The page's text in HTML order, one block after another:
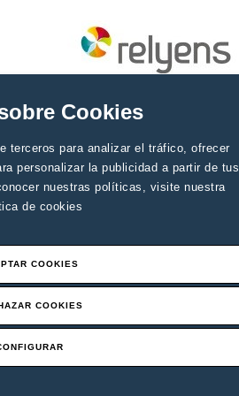
Cookies
terceros para analizar el tráfico, ofrecer
personalizar la publicidad a partir de tus
nuestras políticas, visite nuestra
de cookies
COOKIES
COOKIES
Canal de denucias